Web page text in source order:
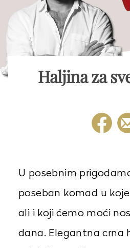
Haljina za
U posebnim
poseban komad u
ali i koji ćemo moći
dana. Elegantna crna